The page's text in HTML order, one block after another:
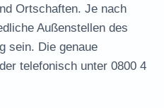
Ortschaften. Je nach
Außenstellen des
sein. Die genaue
telefonisch unter 0800 4